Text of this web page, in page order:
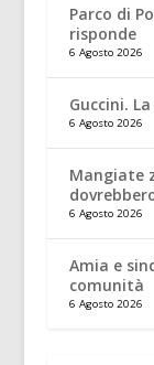
Parco di
risponde
6 Agosto 2026
Guccini.
6 Agosto 2026
Mangiate
6 Agosto 2026
Amia e
comunità
6 Agosto 2026